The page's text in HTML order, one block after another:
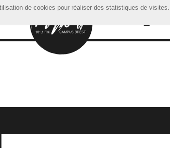
de cookies pour réaliser des statistiques de visites.
de cookies pour réaliser des statistiques de visites.